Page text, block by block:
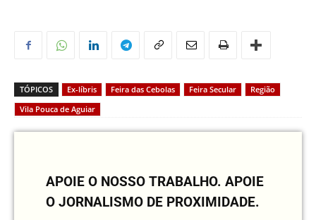
TÓPICOS Ex-líbris Feira das Cebolas Feira Secular
Região
Vila Pouca de Aguiar
APOIE O NOSSO TRABALHO. APOIE
O JORNALISMO DE PROXIMIDADE.